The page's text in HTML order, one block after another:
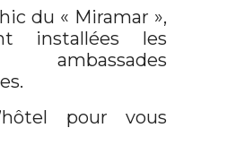
du « Miramar »,
installées les
ambassades
pour vous